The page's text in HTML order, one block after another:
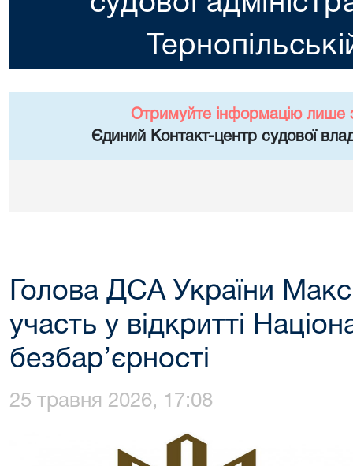
Отримуйте інформацію лише
Єдиний Контакт-центр судової
Голова ДСА України
участь у відкритті
безбар’єрності
25 травня 2026, 17:08